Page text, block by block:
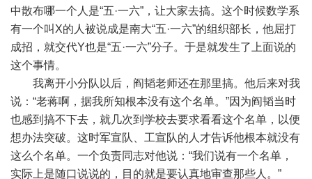
中散布哪一个人是“五·一六”，让大家去搞。这个时候数学系
有一个叫X的人被说成是南大“五·一六”的组织部长，他屈打
成招，就交代Y也是“五·一六”分子。于是就发生了上面说的
这个事情。
我离开小分队以后，阎韬老师还在那里搞。他后来对我
说：“老蒋啊，据我所知根本没有这个名单。”因为阎韬当时
也感到搞不下去，就几次到学校去要求看看这个名单，以便
想办法突破。这时军宣队、工宣队的人才告诉他根本就没有
这么个名单。一个负责同志对他说：“我们说有一个名单，
实际上是随口说说的，目的就是要认真地审查那些人。”